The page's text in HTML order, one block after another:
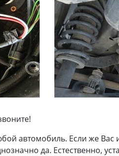
автомобиль. Если же Вас
да. Естественно,